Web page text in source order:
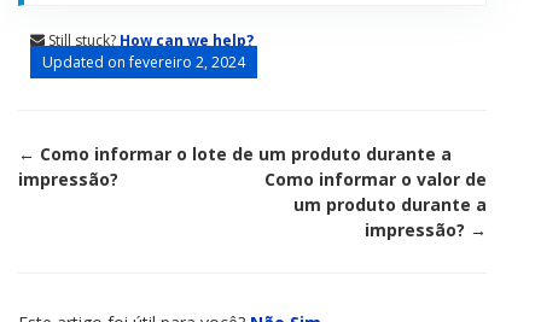
Still stuck? How can we help?
Updated on fevereiro 2, 2024
Doc
← Como informar o lote de um produto durante a
impressão?
Como informar o valor de
um produto durante a
impressão? →